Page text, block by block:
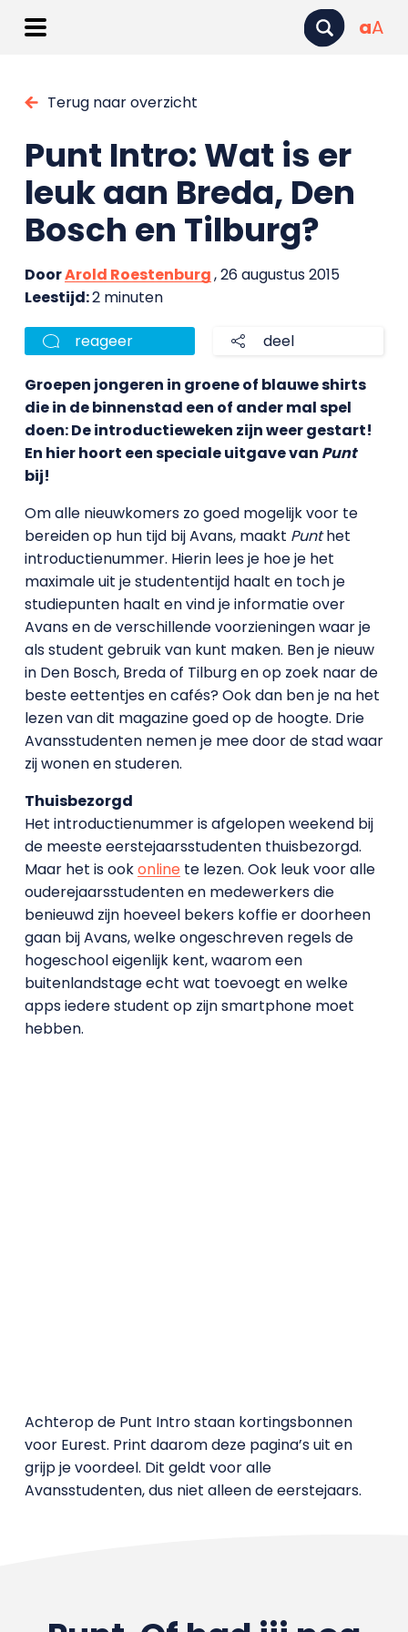
aA
Terug naar overzicht
Punt Intro: Wat is er
leuk aan Breda, Den
Bosch en Tilburg?
DoorArold Roestenburg, 26 augustus 2015
Leestijd:2 minuten
reageer deel
Groepen jongeren in groene of blauwe shirts
die in de binnenstad een of ander mal spel
doen: De introductieweken zijn weer gestart!
En hier hoort een speciale uitgave van Punt
bij!
Om alle nieuwkomers zo goed mogelijk voor te
bereiden op hun tijd bij Avans, maakt Punthet
introductienummer. Hierin lees je hoe je het
maximale uit je studententijd haalt en toch je
studiepunten haalt en vind je informatie over
Avans en de verschillende voorzieningen waar je
als student gebruik van kunt maken. Ben je nieuw
in Den Bosch, Breda of Tilburg en op zoek naar de
beste eettentjes en cafés? Ook dan ben je na het
lezen van dit magazine goed op de hoogte. Drie
Avansstudenten nemen je mee door de stad waar
zij wonen en studeren.
Thuisbezorgd
Het introductienummer is afgelopen weekend bij
de meeste eerstejaarsstudenten thuisbezorgd.
Maar het is ookonlinete lezen. Ook leuk voor alle
ouderejaarsstudenten en medewerkers die
benieuwd zijn hoeveel bekers koffie er doorheen
gaan bij Avans, welke ongeschreven regels de
hogeschool eigenlijk kent, waarom een
buitenlandstage echt wat toevoegt en welke
apps iedere student op zijn smartphone moet
hebben.
Achterop de Punt Intro staan kortingsbonnen
voor Eurest. Print daarom deze pagina’s uit en
grijp je voordeel. Dit geldt voor alle
Avansstudenten, dus niet alleen de eerstejaars.